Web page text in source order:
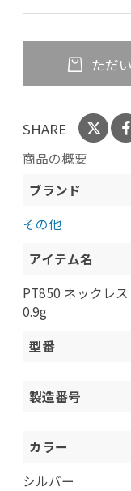
ただ
SHARE
商品の概要
ブランド
その他
アイテム名
PT850 ネックレ
0.9g
型番
製造番号
カラー
シルバー